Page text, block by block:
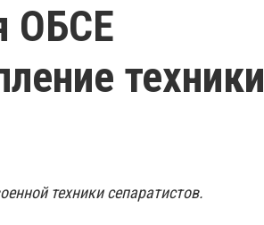
ОБСЕ
техники
техники сепаратистов.